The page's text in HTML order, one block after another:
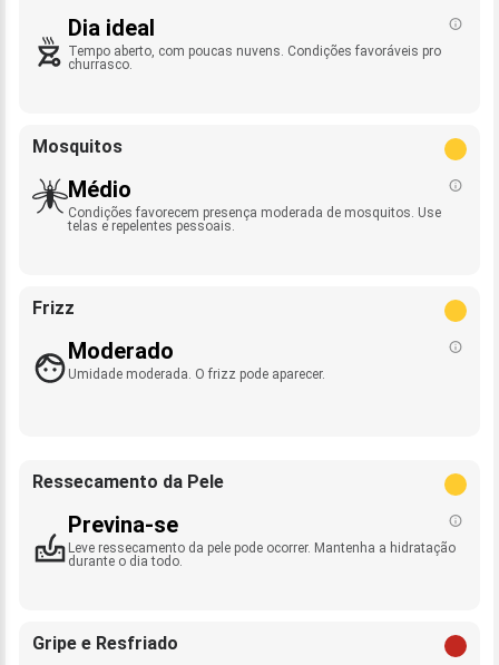
Dia ideal
Tempo aberto, com poucas nuvens. Condições favoráveis pro
churrasco.
Mosquitos
Médio
Condições favorecem presença moderada de mosquitos. Use
telas e repelentes pessoais.
Frizz
Moderado
Umidade moderada. O frizz pode aparecer.
Ressecamento da Pele
Previna-se
Leve ressecamento da pele pode ocorrer. Mantenha a hidratação
durante o dia todo.
Gripe e Resfriado